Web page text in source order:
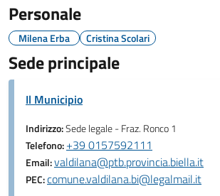
Personale
Milena Erba Cristina Scolari
Sede principale
Il Municipio
Indirizzo:Sede legale - Fraz. Ronco 1
Telefono:+39 0157592111
Email:valdilana@ptb.provincia.biella.it
PEC:comune.valdilana.bi@legalmail.it